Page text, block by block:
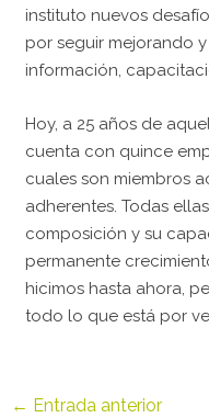
instituto nuevos
por seguir mejorando
información,
Hoy, a 25 años de
cuenta con quince
cuales son miembros
adherentes. Todas
composición y su
permanente
hicimos hasta ahora,
todo lo que está por
← Entrada anterior